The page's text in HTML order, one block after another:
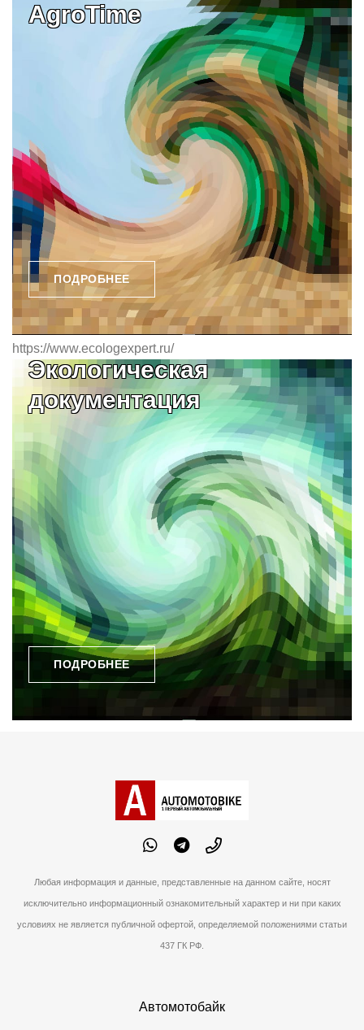
AgroTime
ПОДРОБНЕЕ
https://www.ecologexpert.ru/
Экологическая
документация
ПОДРОБНЕЕ
Любая информация и данные, представленные на данном сайте, носят
исключительно информационный ознакомительный характер и ни при каких
условиях не является публичной офертой, определяемой положениями статьи
437 ГК РФ.
Автомотобайк